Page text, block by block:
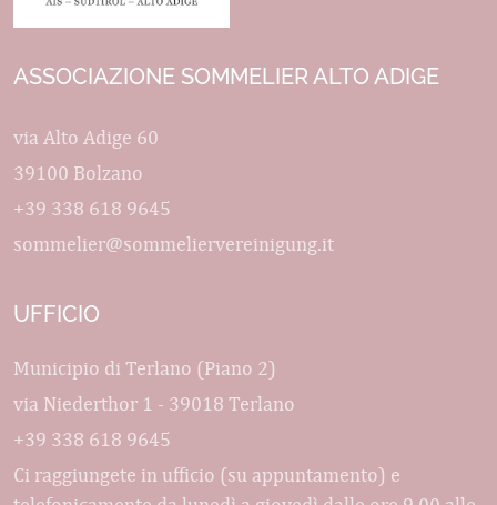
ASSOCIAZIONE SOMMELIER ALTO ADIGE
via Alto Adige 60
39100 Bolzano
+39 338 618 9645
sommelier@sommeliervereinigung.it
UFFICIO
Municipio di Terlano (Piano 2)
via Niederthor 1 - 39018 Terlano
+39 338 618 9645
Ci raggiungete in ufficio (su appuntamento) e